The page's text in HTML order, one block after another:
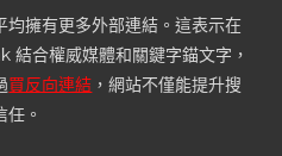
擁有更多外部連結。這表示在
結合權威媒體和關鍵字錨文字，
買反向連結 ，網站不僅能提升搜
。